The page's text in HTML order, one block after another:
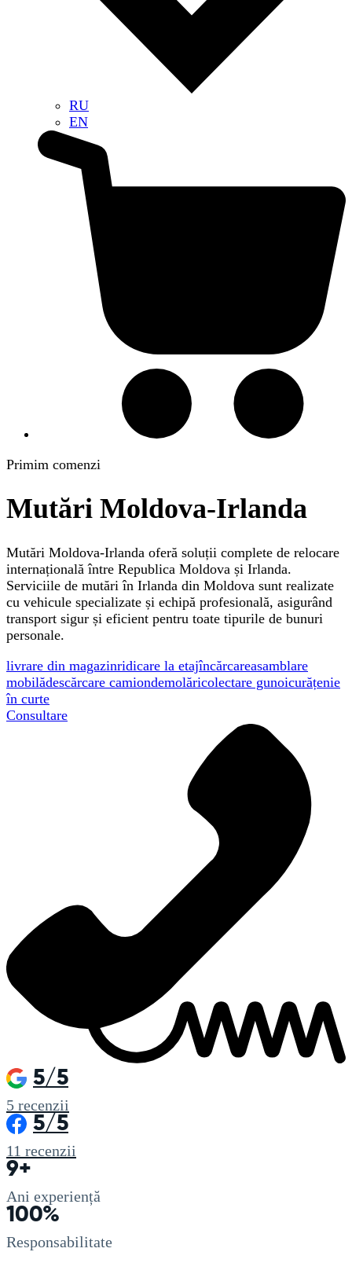
RU
EN
Primim comenzi
Mutări Moldova-Irlanda
Mutări Moldova-Irlanda oferă soluții complete de relocare
internațională între Republica Moldova și Irlanda.
Serviciile de mutări în Irlanda din Moldova sunt realizate
cu vehicule specializate și echipă profesională, asigurând
transport sigur și eficient pentru toate tipurile de bunuri
personale.
livrare din magazinridicare la etajîncărcareasamblare
mobilădescărcare camiondemolăricolectare gunoicurățenie
în curte
Consultare
5/5
5 recenzii
5/5
11 recenzii
9+
Ani experiență
100%
Responsabilitate